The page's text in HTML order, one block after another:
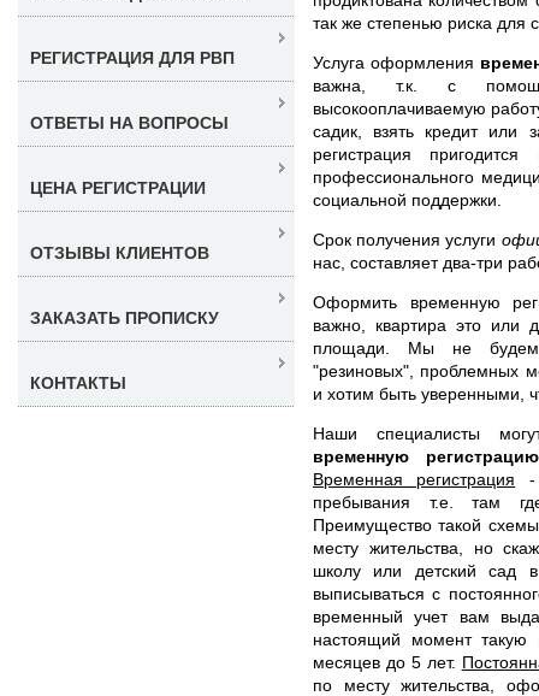
так же степенью риска для
Услуга оформления
важна, т.к. с
высокооплачиваемую
садик, взять кредит или
регистрация
профессионального
социальной поддержки.
Срок получения услуги
нас, составляет два-три
Оформить временную
важно, квартира это или
площади. Мы не будем
"резиновых", проблемных
и хотим быть уверенными,
Наши специалисты
временную
Временная регистрация -
пребывания т.е. там
Преимущество такой
месту жительства, но
школу или детский сад
выписываться с
временный учет вам
настоящий момент такую
месяцев до 5 лет.
по месту жительства,
РЕГИСТРАЦИЯ ДЛЯ РВП
ОТВЕТЫ НА ВОПРОСЫ
ЦЕНА РЕГИСТРАЦИИ
ОТЗЫВЫ КЛИЕНТОВ
ЗАКАЗАТЬ ПРОПИСКУ
КОНТАКТЫ